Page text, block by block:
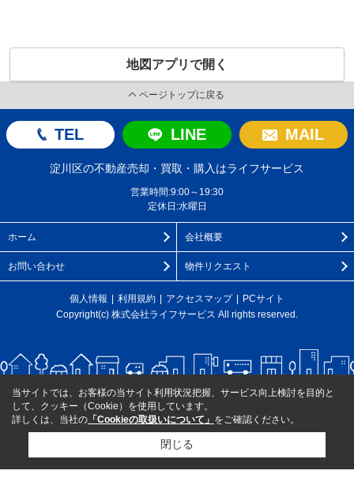
地図アプリで開く
ページトップに戻る
TEL LINE MAIL
淀川区の不動産売却・買取・購入はライフサービス
営業時間:9:00～19:30
定休日:水曜日
ホーム 会社概要
お問い合わせ 物件リクエスト
個人情報 利用規約 アクセスマップ
PCサイト
Copyright(c) 株式会社ライフサービス All rights reserved.
当サイトでは、お客様の当サイト利用状況把握、サービス向上検討を目的と
して、クッキー（Cookie）を使用しています。
詳しくは、当社の 「Cookieの取扱いについて」 をご確認ください。
閉じる